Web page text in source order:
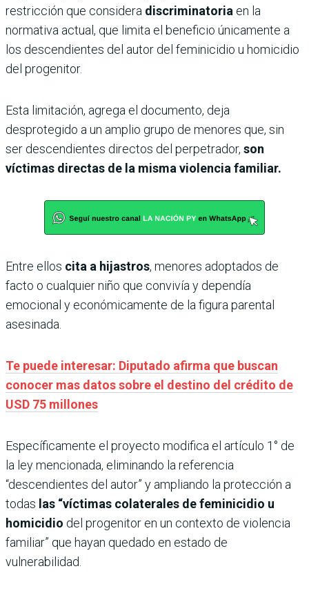
restricción que considera discriminatoria en la
normativa actual, que limita el beneficio únicamente a
los descendientes del autor del feminicidio u homicidio
del progenitor.
Esta limitación, agrega el documento, deja
desprotegido a un amplio grupo de menores que, sin
ser descendientes directos del perpetrador, son
víctimas directas de la misma violencia familiar.
Entre ellos cita a hijastros, menores adoptados de
facto o cualquier niño que convivía y dependía
emocional y económicamente de la figura parental
asesinada.
Te puede interesar: Diputado afirma que buscan
conocer mas datos sobre el destino del crédito de
USD 75 millones
Específicamente el proyecto modifica el artículo 1° de
la ley mencionada, eliminando la referencia
“descendientes del autor” y ampliando la protección a
todas las “víctimas colaterales de feminicidio u
homicidio del progenitor en un contexto de violencia
familiar” que hayan quedado en estado de
vulnerabilidad.